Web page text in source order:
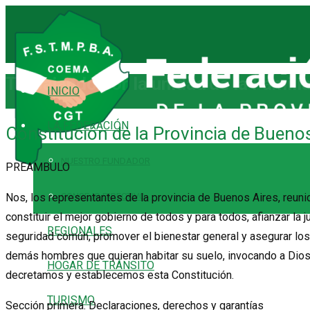
Trabajando por la unidad
INICIO
LA FEDERACIÓN
NUESTRO FUNDADOR
CONSEJO DIRECTIVO
REGIONALES
HOGAR DE TRÁNSITO
TURISMO
Constitución de la Provincia de
PREAMBULO
Nos, los representantes de la provincia de Buenos Aires,
constituir el mejor gobierno de todos y para todos, afianzar la
seguridad común, promover el bienestar general y asegurar
demás hombres que quieran habitar su suelo, invocando a
decretamos y establecemos esta Constitución.
Sección primera. Declaraciones, derechos y garantías